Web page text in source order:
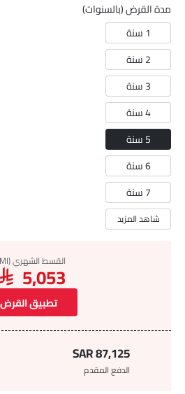
مدة القرض (بالسنوات)
1 سنة
2 سنة
3 سنة
4 سنة
5 سنة
6 سنة
7 سنة
شاهد المزيد
القسط الشهري (EMI)
5,053
تطبيق القرض
SAR 87,125
الدفع المقدم